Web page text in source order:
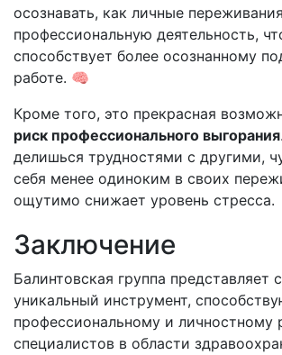
осознавать, как личные
профессиональную деятельность,
способствует более осознанному
работе. 🧠
Кроме того, это прекрасная
риск профессионального выгорания
делишься трудностями с другими,
себя менее одиноким в своих
ощутимо снижает уровень стресса.
Заключение
Балинтовская группа представляет
уникальный инструмент,
профессиональному и личностному
специалистов в области